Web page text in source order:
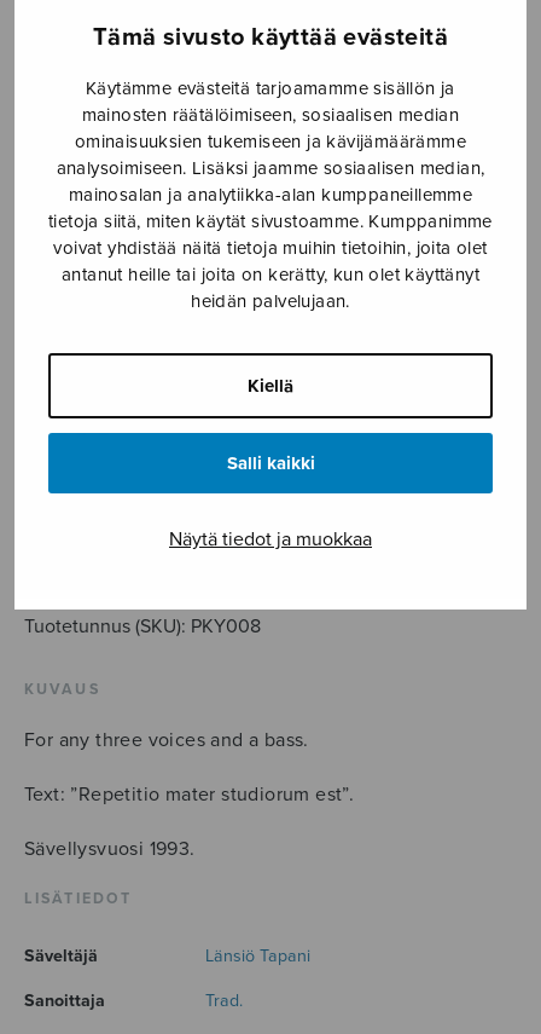
Tämä sivusto käyttää evästeitä
Käytämme evästeitä tarjoamamme sisällön ja
mainosten räätälöimiseen, sosiaalisen median
ominaisuuksien tukemiseen ja kävijämäärämme
analysoimiseen. Lisäksi jaamme sosiaalisen median,
mainosalan ja analytiikka-alan kumppaneillemme
tietoja siitä, miten käytät sivustoamme. Kumppanimme
voivat yhdistää näitä tietoja muihin tietoihin, joita olet
antanut heille tai joita on kerätty, kun olet käyttänyt
heidän palvelujaan.
Kiellä
Salli kaikki
Näytä tiedot ja muokkaa
Etusivu › Nuottikauppa › Mieskuoro › Repetitio
Länsiö Tapani
4,66€
Repetitio
LISÄÄ OSTOSKORIIN
Tuotetunnus (SKU): PKY008
KUVAUS
For any three voices and a bass.
Text: ”Repetitio mater studiorum est”.
Sävellysvuosi 1993.
LISÄTIEDOT
Säveltäjä Länsiö Tapani
Sanoittaja Trad.